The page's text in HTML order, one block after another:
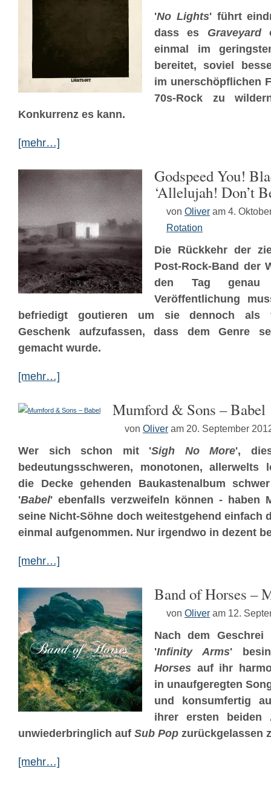
'No Lights' führt
dass es Graveyard
einmal im
bereitet, soviel
im unerschöpflichen
70s-Rock zu
Konkurrenz es kann.
[mehr…]
Godspeed You!
‘Allelujah! Don’t
von Oliver am 4.
Rotation
Die Rückkehr der
Post-Rock-Band der
den Tag
Veröffentlichung
befriedigt goutieren um sie dennoch als
Geschenk aufzufassen, dass dem Genre
gemacht wurde.
[mehr…]
Mumford & Sons – Babel
von Oliver am 20. September
Wer sich schon mit 'Sigh No More',
bedeutungsschweren, monotonen, allerwelts
die Decke gehenden Baukastenalbum
'Babel' ebenfalls verzweifeln können - haben
seine Nicht-Söhne doch weitestgehend einfach
einmal aufgenommen. Nur irgendwo in dezent
[mehr…]
Band of Horses –
von Oliver am 12.
Nach dem
'Infinity Arms'
Horses auf ihr
in unaufgeregten
und konsumfertig
ihrer ersten beiden
unwiederbringlich auf Sub Pop zurückgelassen
[mehr…]